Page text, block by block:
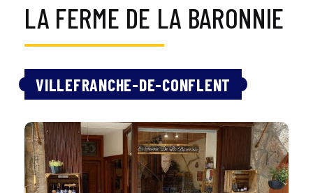
LA FERME DE LA BARONNIE
VILLEFRANCHE-DE-CONFLENT